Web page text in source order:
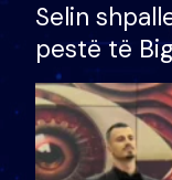
Selin
pestë të
çmimin e